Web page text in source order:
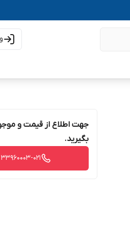
جهت اطلاع از قیمت و
بگیرید.
33960003-021